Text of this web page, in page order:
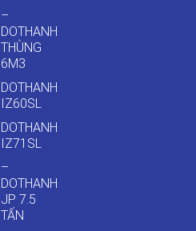
–
DOTHANH
THÙNG
6M3
DOTHANH
IZ60SL
DOTHANH
IZ71SL
–
DOTHANH
JP 7.5
TẤN